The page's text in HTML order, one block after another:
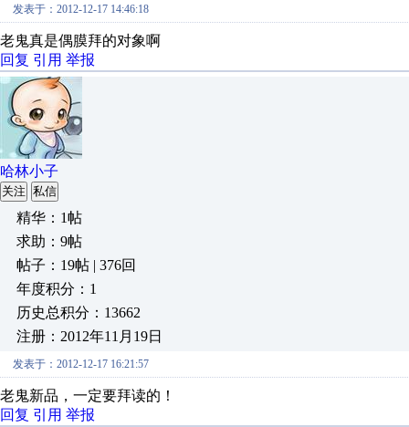
发表于：2012-12-17 14:46:18
老鬼真是偶膜拜的对象啊
回复 引用 举报
哈林小子
关注 私信
精华：1帖
求助：9帖
帖子：19帖 | 376回
年度积分：1
历史总积分：13662
注册：2012年11月19日
发表于：2012-12-17 16:21:57
老鬼新品，一定要拜读的！
回复 引用 举报